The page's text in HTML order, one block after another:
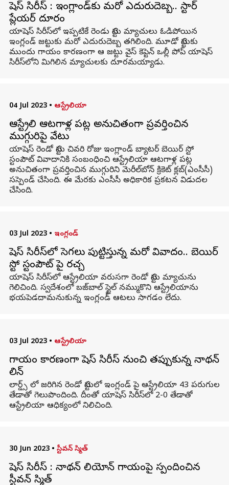
యాషెస్ సిరీస్ : ఇంగ్లాండ్‌కు మరో ఎదురుదెబ్బ.. స్టార్
ప్లేయర్ దూరం
యాషెస్ సిరీస్‌లో ఇప్పటికే రెండు టెస్టు మ్యాచులు ఓడిపోయిన
ఇంగ్లండ్ జట్టుకు మరో ఎదురుదెబ్బ తగిలింది. మూడో టెస్టుకు
ముందు గాయం కారణంగా ఆ జట్టు వైస్ కెప్టెన్ ఒల్లీ పోప్ యాషెస్
సిరీస్‌లోని మిగిలిన మ్యాచులకు దూరమయ్యాడు.
04 Jul 2023 • ఆస్ట్రేలియా
ఆస్ట్రేలియా ఆటగాళ్ల పట్ల అనుచితంగా ప్రవర్తించిన
ముగ్గురిపై వేటు
యాషెస్ రెండో టెస్టు చివరి రోజు ఇంగ్లాండ్ బ్యాటర్ బెయిర్ స్టో
స్టంపౌట్ వివాదానికి సంబంధించి ఆస్ట్రేలియా ఆటగాళ్ల పట్ల
అనుచితంగా ప్రవర్తించిన ముగ్గురిని మెరీల్‌బోన్ క్రికెట్ క్లబ్(ఎంసీసీ)
సస్పెండ్ చేసింది. ఈ మేరకు ఎంసీసీ అధికారిక ప్రకటన విడుదల
చేసింది.
03 Jul 2023 • ఇంగ్లండ్
యాషెస్‌ సిరీస్‌లో సెగలు పుట్టిస్తున్న మరో వివాదం.. బెయిర్
స్టో స్టంపౌట్ పై రచ్చ
యాషెస్ సిరీస్‌లో ఆస్ట్రేలియా వరుసగా రెండో టెస్టు మ్యాచును
గెలిచింది. స్వదేశంలో బజ్‌బాల్ స్టైల్ నమ్ముకొని ఆస్ట్రేలియాను
భయపెడదామనుకున్న ఇంగ్లండ్ ఆటలు సాగడం లేదు.
03 Jul 2023 • ఆస్ట్రేలియా
గాయం కారణంగా యాషెస్ సిరీస్ నుంచి తప్పుకున్న నాథన్
లియాన్
లార్డ్స్ లో జరిగిన రెండో టెస్టులో ఇంగ్లండ్ పై ఆస్ట్రేలియా 43 పరుగుల
తేడాతో గెలుపొందింది. దీంతో యాషెస్ సిరీస్‌లో 2-0 తేడాతో
ఆస్ట్రేలియా ఆధిక్యంలో నిలిచింది.
30 Jun 2023 • స్టీవన్ స్మిత్
యాషెస్ సిరీస్ : నాథన్ లియోన్ గాయంపై స్పందించిన
స్టీవన్ స్మిత్